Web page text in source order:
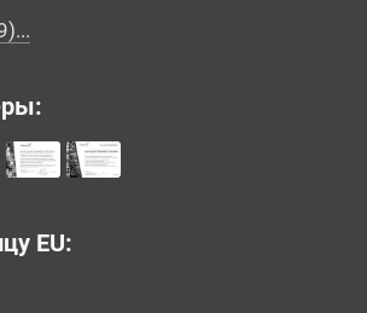
EU: